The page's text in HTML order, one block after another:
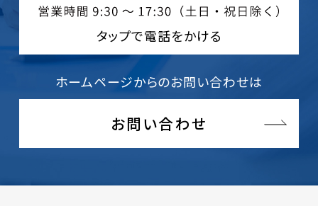
タップで電話をかける
ホームページからのお問い合わせは
お問い合わせ